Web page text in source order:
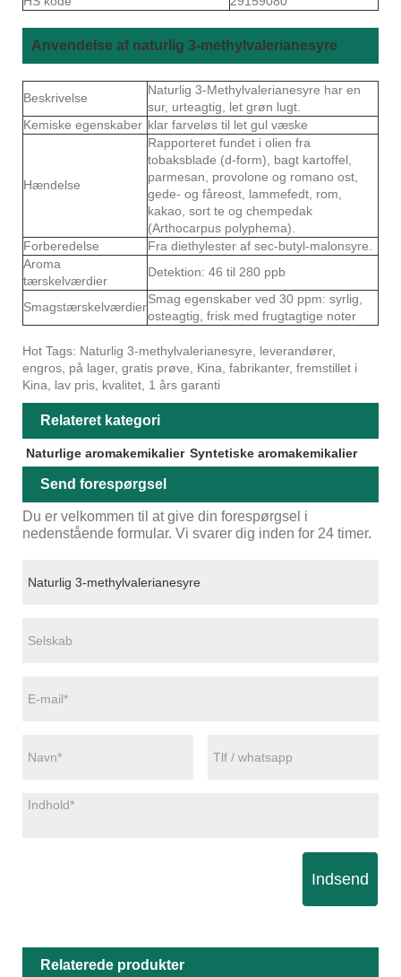
Anvendelse af naturlig 3-methylvalerianesyre
Beskrivelse
Naturlig 3-Methylvalerianesyre har en
sur, urteagtig, let grøn lugt.
Kemiske egenskaber klar farveløs til let gul væske
Hændelse
Rapporteret fundet i olien fra
tobaksblade (d-form), bagt kartoffel,
parmesan, provolone og romano ost,
gede- og fåreost, lammefedt, rom,
kakao, sort te og chempedak
(Arthocarpus polyphema).
Forberedelse
Fra diethylester af sec-butyl-malonsyre.
Aroma
tærskelværdier
Detektion: 46 til 280 ppb
Smagstærskelværdier
Smag egenskaber ved 30 ppm: syrlig,
osteagtig, frisk med frugtagtige noter
Hot Tags: Naturlig 3-methylvalerianesyre, leverandører,
engros, på lager, gratis prøve, Kina, fabrikanter, fremstillet i
Kina, lav pris, kvalitet, 1 års garanti
Relateret kategori
Naturlige aromakemikalier Syntetiske aromakemikalier
Send forespørgsel
Du er velkommen til at give din forespørgsel i
nedenstående formular. Vi svarer dig inden for 24 timer.
Indsend
Relaterede produkter